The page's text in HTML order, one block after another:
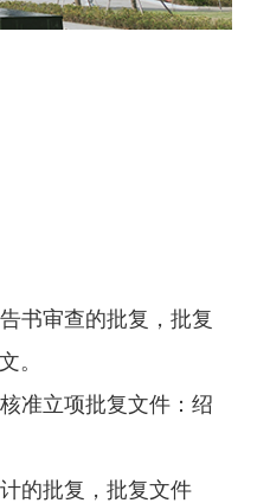
书审查的批复，批复
。
准立项批复文件：绍
的批复，批复文件